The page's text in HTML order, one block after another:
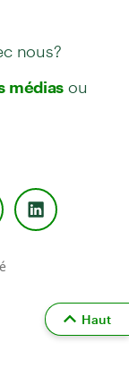
nous?
médias ou
Haut